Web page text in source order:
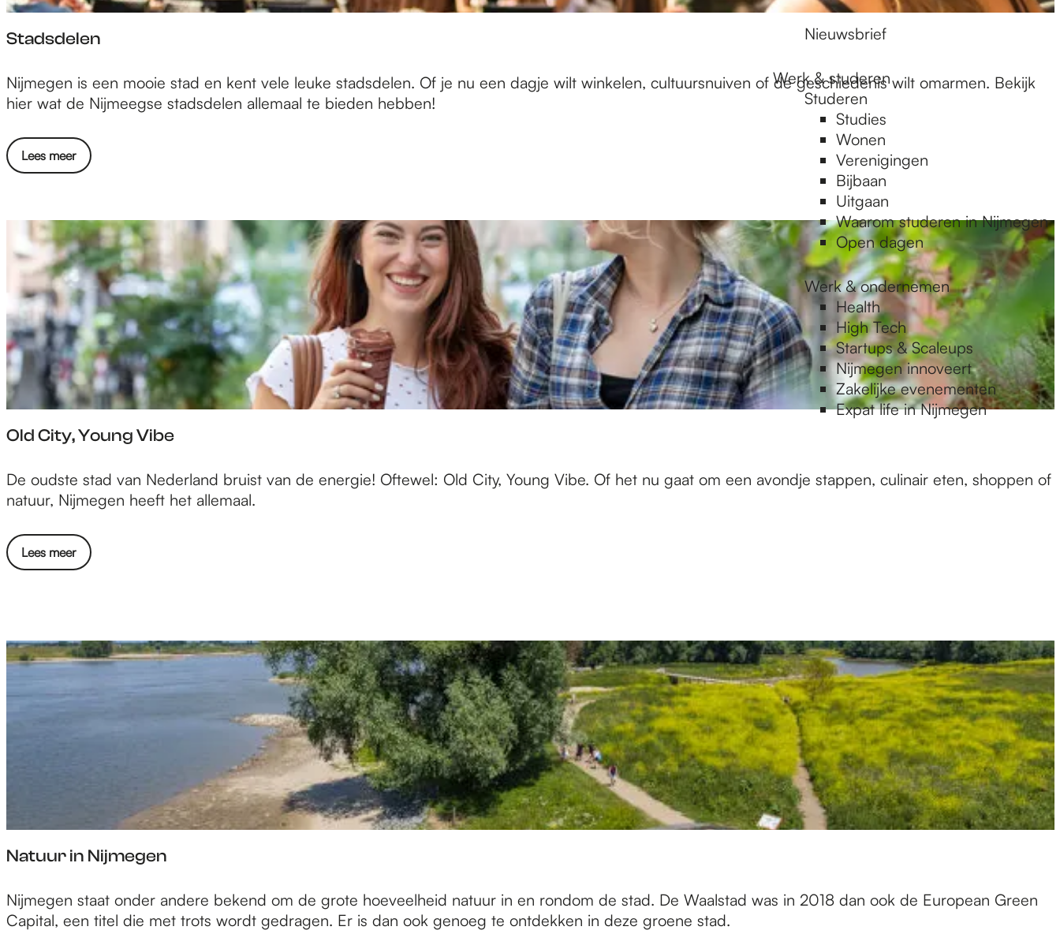
Nieuwsbrief
Werk & studeren
Studeren
Studies
Wonen
Verenigingen
Bijbaan
Uitgaan
Waarom studeren in Nijmegen
Open dagen
Werk & ondernemen
Health
High Tech
Startups & Scaleups
Nijmegen innoveert
Zakelijke evenementen
Expat life in Nijmegen
Stadsdelen
S
t
d
s
l
Nijmegen is een mooie stad en kent vele leuke stadsdelen. Of je nu een dagje wilt winkelen, cultuursnuiven of de geschiedenis wilt omarmen. Bekijk
hier wat de Nijmeegse stadsdelen allemaal te bieden hebben!
Lees meer
Old City, Young Vibe
O
l
C
i
Y
o
g
De oudste stad van Nederland bruist van de energie! Oftewel: Old City, Young Vibe. Of het nu gaat om een avondje stappen, culinair eten, shoppen of
natuur, Nijmegen heeft het allemaal.
Lees meer
Natuur in Nijmegen
N
a
Nijmegen staat onder andere bekend om de grote hoeveelheid natuur in en rondom de stad. De Waalstad was in 2018 dan ook de European Green
Capital, een titel die met trots wordt gedragen. Er is dan ook genoeg te ontdekken in deze groene stad.